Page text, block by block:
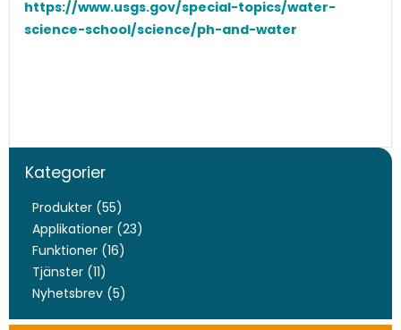
https://www.usgs.gov/special-topics/water-
science-school/science/ph-and-water
Kategorier
Produkter (55)
Applikationer (23)
Funktioner (16)
Tjänster (11)
Nyhetsbrev (5)